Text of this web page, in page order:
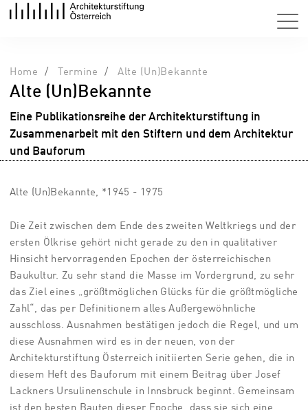
Home Termine Alte (Un)Bekannte
Alte (Un)Bekannte
Eine Publikationsreihe der Architekturstiftung in
Zusammenarbeit mit den Stiftern und dem Architektur
und Bauforum
Alte (Un)Bekannte, *1945 - 1975
Die Zeit zwischen dem Ende des zweiten Weltkriegs und der
ersten Ölkrise gehört nicht gerade zu den in qualitativer
Hinsicht hervorragenden Epochen der österreichischen
Baukultur. Zu sehr stand die Masse im Vordergrund, zu sehr
das Ziel eines „größtmöglichen Glücks für die größtmögliche
Zahl“, das per Definitionem alles Außergewöhnliche
ausschloss. Ausnahmen bestätigen jedoch die Regel, und um
diese Ausnahmen wird es in der neuen, von der
Architekturstiftung Österreich initiierten Serie gehen, die in
diesem Heft des Bauforum mit einem Beitrag über Josef
Lackners Ursulinenschule in Innsbruck beginnt. Gemeinsam
ist den besten Bauten dieser Epoche, dass sie sich eine